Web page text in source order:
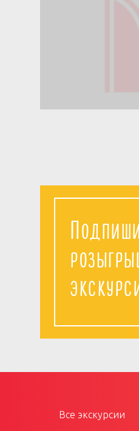
Все экскурсии